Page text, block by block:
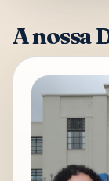
A nossa